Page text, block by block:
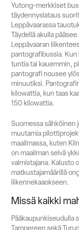
Yutong-merkkiset
täydennyslataus
Leppävaarassa
Täydellä akulla
Leppävaaran
pantografibussia.
tuntia tai kauemmin,
pantografi nousee
minuutiksi.
kilowattia, kun taas
150 kilowattia.
Suomessa sähköinen
muutamia
maailmassa, kuten
on maailman selvä
valmistajana. Kalusto
matkustajamäärillä
liikennekaaokseen.
Missä kaikki
Pääkaupunkiseudulla
Tampereen sekä